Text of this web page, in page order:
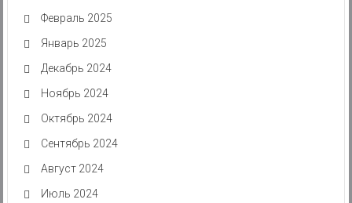
Февраль 2025
Январь 2025
Декабрь 2024
Ноябрь 2024
Октябрь 2024
Сентябрь 2024
Август 2024
Июль 2024